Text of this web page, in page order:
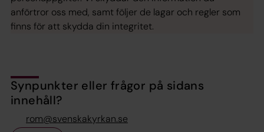
anförtror oss med, samt följer de lagar och regler som
finns för att skydda din integritet.
Synpunkter eller frågor på sidans
innehåll?
rom@svenskakyrkan.se